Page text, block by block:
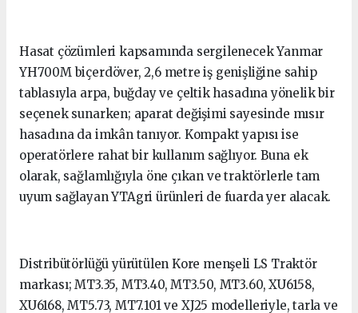
Hasat çözümleri kapsamında sergilenecek Yanmar
YH700M biçerdöver, 2,6 metre iş genişliğine sahip
tablasıyla arpa, buğday ve çeltik hasadına yönelik bir
seçenek sunarken; aparat değişimi sayesinde mısır
hasadına da imkân tanıyor. Kompakt yapısı ise
operatörlere rahat bir kullanım sağlıyor. Buna ek
olarak, sağlamlığıyla öne çıkan ve traktörlerle tam
uyum sağlayan YTAgri ürünleri de fuarda yer alacak.
Distribütörlüğü yürütülen Kore menşeli LS Traktör
markası; MT3.35, MT3.40, MT3.50, MT3.60, XU6158,
XU6168, MT5.73, MT7.101 ve XJ25 modelleriyle, tarla ve